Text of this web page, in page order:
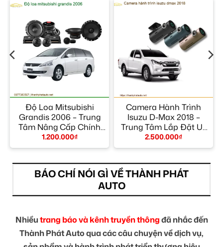
Độ Loa Mitsubishi
Grandis 2006 – Trung
Tâm Nâng Cấp Chính
Hãng TPHCM
1.200.000₫
Camera Hành Trình
Isuzu D-Max 2018 –
Trung Tâm Lắp Đặt Uy
Tín TPHCM
2.500.000₫
BÁO CHÍ NÓI GÌ VỀ THÀNH PHÁT
AUTO
Nhiềutrang báo và kênh truyền thôngđã nhắc đến
Thành Phát Auto qua các câu chuyện về dịch vụ,